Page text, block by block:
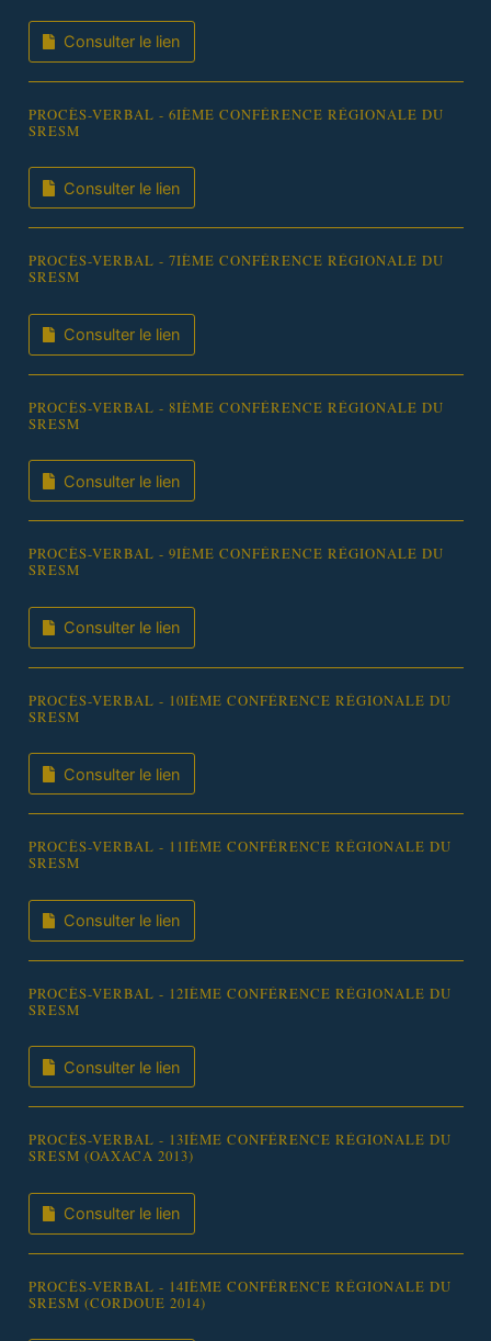
Consulter le lien
PROCÈS-VERBAL - 6IÈME CONFÉRENCE RÉGIONALE DU
SRESM
Consulter le lien
PROCÈS-VERBAL - 7IÈME CONFÉRENCE RÉGIONALE DU
SRESM
Consulter le lien
PROCÈS-VERBAL - 8IÈME CONFÉRENCE RÉGIONALE DU
SRESM
Consulter le lien
PROCÈS-VERBAL - 9IÈME CONFÉRENCE RÉGIONALE DU
SRESM
Consulter le lien
PROCÈS-VERBAL - 10IÈME CONFÉRENCE RÉGIONALE DU
SRESM
Consulter le lien
PROCÈS-VERBAL - 11IÈME CONFÉRENCE RÉGIONALE DU
SRESM
Consulter le lien
PROCÈS-VERBAL - 12IÈME CONFÉRENCE RÉGIONALE DU
SRESM
Consulter le lien
PROCÈS-VERBAL - 13IÈME CONFÉRENCE RÉGIONALE DU
SRESM (OAXACA 2013)
Consulter le lien
PROCÈS-VERBAL - 14IÈME CONFÉRENCE RÉGIONALE DU
SRESM (CORDOUE 2014)